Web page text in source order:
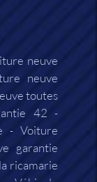
neuve
neuve
toutes
42
Voiture
garantie
ricamarie